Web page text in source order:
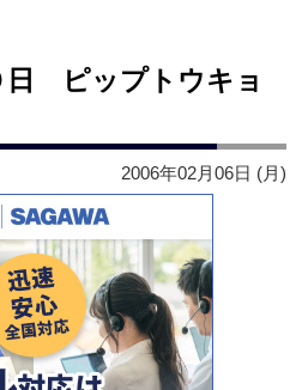
日 ピップトウキョ
2006年02月06日 (月)